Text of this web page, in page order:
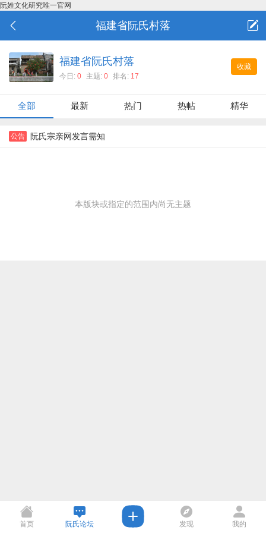
阮姓文化研究唯一官网
福建省阮氏村落
收藏
福建省阮氏村落
今日:0 主题:0 排名: 17
全部 最新 热门 热帖 精华
公告 阮氏宗亲网发言需知
本版块或指定的范围内尚无主题
首页 阮氏论坛 发现 我的